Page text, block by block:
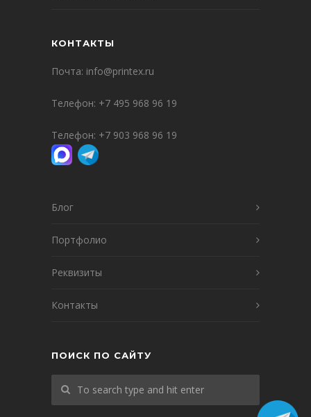
КОНТАКТЫ
Почта: info@printex.ru
Телефон: +7 495 968 96 19
Телефон: +7 903 968 96 19
Блог
Портфолио
Реквизиты
Контакты
ПОИСК ПО САЙТУ